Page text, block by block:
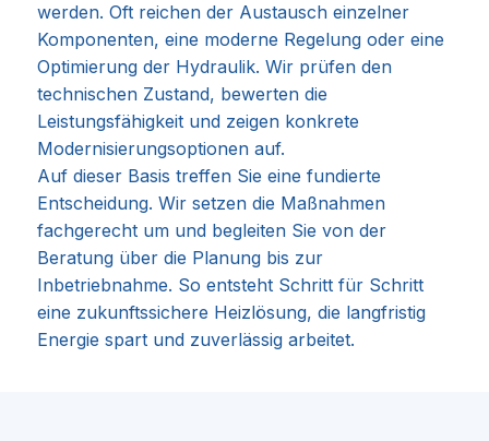
werden. Oft reichen der Austausch einzelner
Komponenten, eine moderne Regelung oder eine
Optimierung der Hydraulik. Wir prüfen den
technischen Zustand, bewerten die
Leistungsfähigkeit und zeigen konkrete
Modernisierungsoptionen auf.
Auf dieser Basis treffen Sie eine fundierte
Entscheidung. Wir setzen die Maßnahmen
fachgerecht um und begleiten Sie von der
Beratung über die Planung bis zur
Inbetriebnahme. So entsteht Schritt für Schritt
eine zukunftssichere Heizlösung, die langfristig
Energie spart und zuverlässig arbeitet.